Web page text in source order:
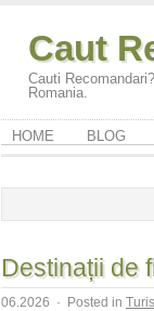
Caut
Cauti
Romania.
HOME BLOG
Destinații de
06.2026 · Posted in